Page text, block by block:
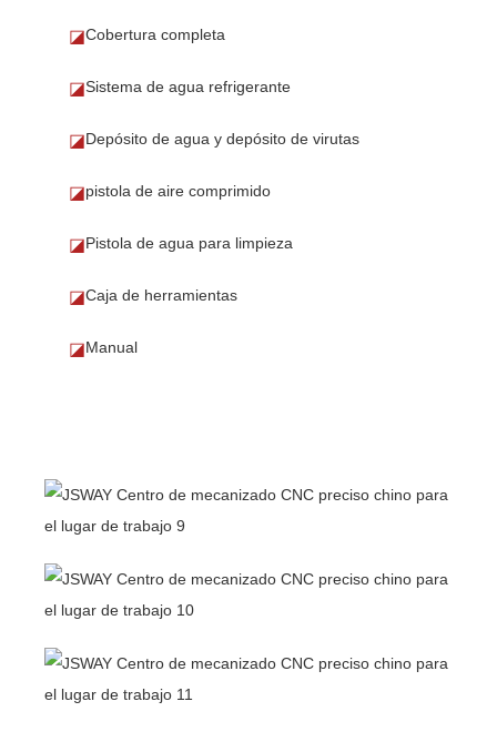
◪Cobertura completa
◪Sistema de agua refrigerante
◪Depósito de agua y depósito de virutas
◪pistola de aire comprimido
◪Pistola de agua para limpieza
◪Caja de herramientas
◪Manual